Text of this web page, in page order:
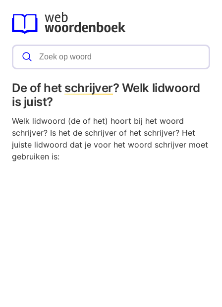
De of het schrijver? Welk lidwoord
is juist?
Welk lidwoord (de of het) hoort bij het woord
schrijver? Is het de schrijver of het schrijver? Het
juiste lidwoord dat je voor het woord schrijver moet
gebruiken is: